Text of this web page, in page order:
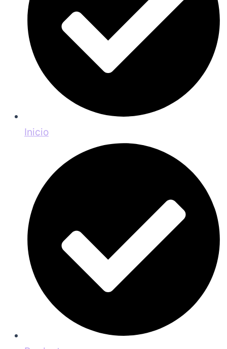
Inicio